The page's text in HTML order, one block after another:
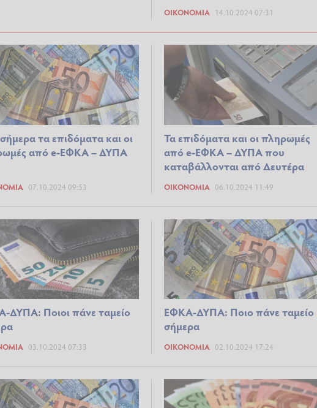
ΟΙΚΟΝΟΜΊΑ 14.10.2024 07:31
τα επιδόματα και οι
από e-ΕΦΚΑ – ΔΥΠΑ
07.10.2024 09:53
Τα επιδόματα και οι πληρωμές
από e-ΕΦΚΑ – ΔΥΠΑ που
καταβάλλονται από Δευτέρα
ΟΙΚΟΝΟΜΊΑ 06.10.2024 11:49
ΔΥΠΑ: Ποιοι πάνε ταμείο
03.10.2024 07:33
ΕΦΚΑ-ΔΥΠΑ: Ποιο πάνε ταμείο
σήμερα
ΟΙΚΟΝΟΜΊΑ 02.10.2024 17:24